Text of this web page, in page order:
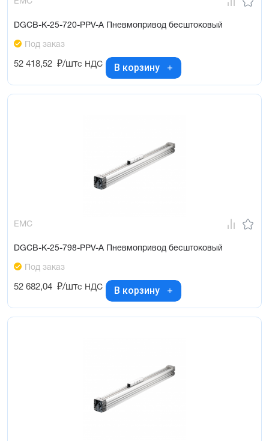
DGCB-K-25-720-PPV-A Пневмопривод бесштоковый
Под заказ
52 418,52 ₽/штс НДС В корзину
EMC
DGCB-K-25-798-PPV-A Пневмопривод бесштоковый
Под заказ
52 682,04 ₽/штс НДС В корзину